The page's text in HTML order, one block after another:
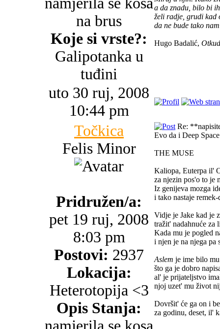
na brus
Koje si vrste?:
Galipotanka u
tuđini
a da znadu, bilo bi
želi radje, grudi kad
da ne bude tako
Hugo Badalić,
uto 30 ruj, 2008
10:44 pm
Točkica
Felis Minor
Pridružen/a:
pet 19 ruj, 2008
8:03 pm
Postovi: 2937
Lokacija:
Heterotopija <3
Opis Stanja:
Re:
Evo da i Deep
THE MUSE
Kaliopa, Euterpa il'
za njezin pos'o to je
Iz genijeva mozga
i tako nastaje
Vidje je Jake kad je
tražit' nadahnuće za
Kada mu je pogled
i njen je na njega pa
Aslem je ime bilo
što ga je dobro
al' je prijateljstvo
njoj uzet' mu život
Dovršit' će ga on i
za godinu, deset, il'